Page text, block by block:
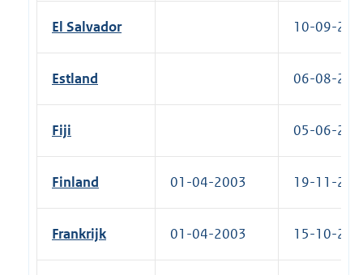
El Salvador 10-09-
Estland 06-08-
Fiji 05-06-
Finland 01-04-2003 19-11-
Frankrijk 01-04-2003 15-10-